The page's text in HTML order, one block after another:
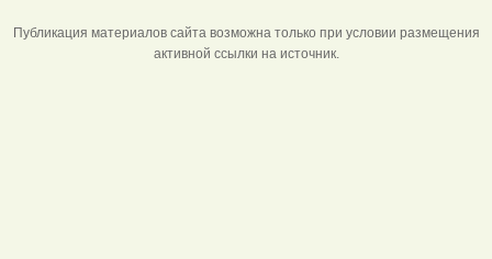
Публикация материалов сайта возможна только при условии размещения
активной ссылки на источник.